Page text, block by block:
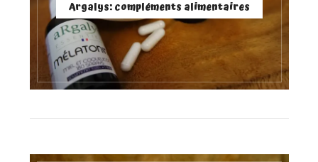
Argalys: compléments alimentaires